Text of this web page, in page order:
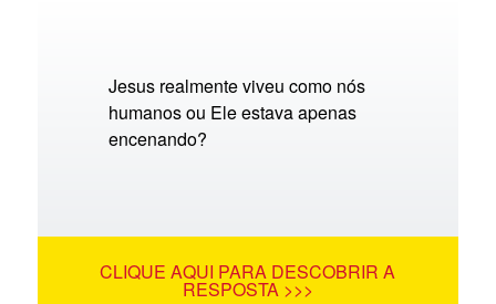
Jesus realmente viveu como nós
humanos ou Ele estava apenas
encenando?
CLIQUE AQUI PARA DESCOBRIR A
RESPOSTA >>>